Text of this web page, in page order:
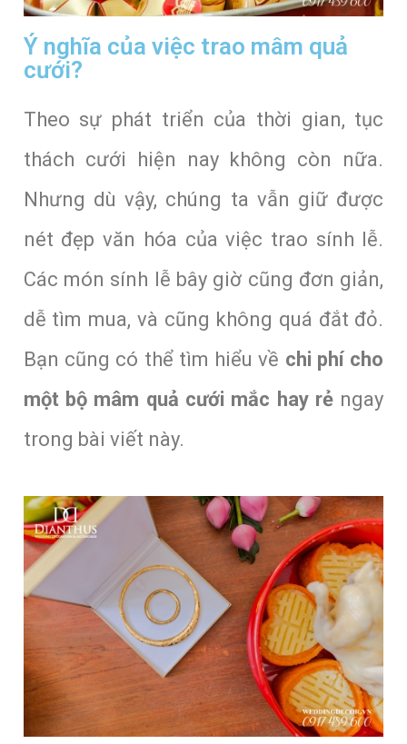
Ý nghĩa của việc trao mâm quả
cưới?
Theo sự phát triển của thời gian, tục
thách cưới hiện nay không còn nữa.
Nhưng dù vậy, chúng ta vẫn giữ được
nét đẹp văn hóa của việc trao sính lễ.
Các món sính lễ bây giờ cũng đơn giản,
dễ tìm mua, và cũng không quá đắt đỏ.
Bạn cũng có thể tìm hiểu về chi phí cho
một bộ mâm quả cưới mắc hay rẻngay
trong bài viết này.